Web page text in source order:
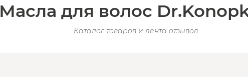
Масла для волос
Каталог товаров и лента отзывов